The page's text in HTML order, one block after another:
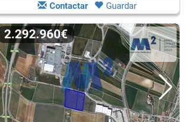
Contactar Guardar
2.292.960€